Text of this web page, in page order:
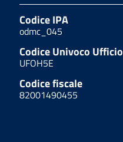
Codice IPA
odmc_045
Codice Univoco Ufficio
UFOH5E
Codice fiscale
82001490455